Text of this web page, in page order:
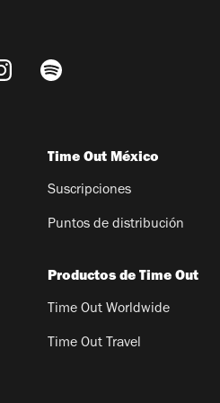
Time Out México
Suscripciones
Puntos de distribución
Productos de Time Out
Time Out Worldwide
Time Out Travel